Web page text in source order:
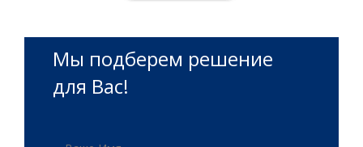
Мы подберем решение
для Вас!